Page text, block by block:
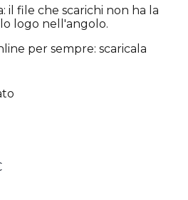
il file che scarichi non ha la
logo nell'angolo.
per sempre: scaricala